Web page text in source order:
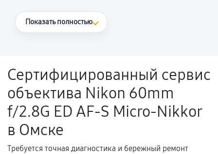
Что считается гарантийным случаем
Поломка установленной детали при
нормальной эксплуатации в течение
гарантийного срока.
Несоответствие комплектующей заявленным
техническим характеристикам.
Показать полностью
Сертифицированный сервис
объектива Nikon 60mm
f/2.8G ED AF-S Micro-Nikkor
в Омске
Требуется точная диагностика и бережный ремонт